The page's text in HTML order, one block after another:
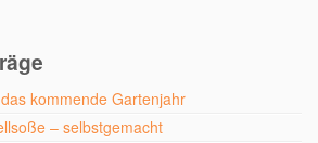
kommende Gartenjahr
– selbstgemacht